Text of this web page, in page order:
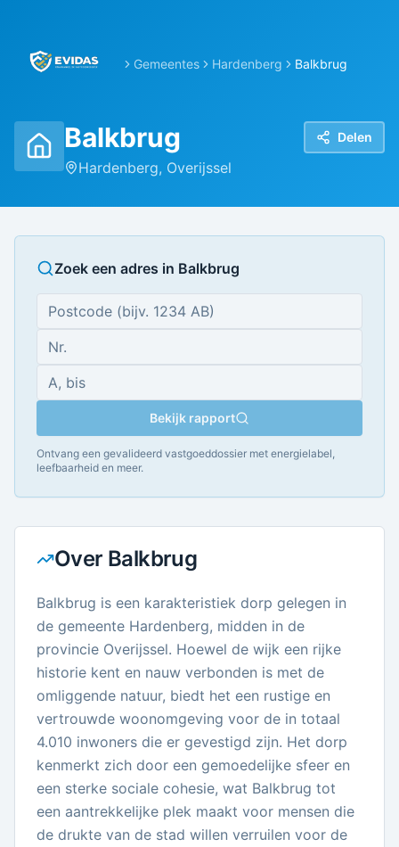
Gemeentes Hardenberg Balkbrug
Balkbrug
Hardenberg, Overijssel
Delen
Zoek een adres in Balkbrug
Bekijk rapport
Ontvang een gevalideerd vastgoeddossier met energielabel,
leefbaarheid en meer.
Over Balkbrug
Balkbrug is een karakteristiek dorp gelegen in
de gemeente Hardenberg, midden in de
provincie Overijssel. Hoewel de wijk een rijke
historie kent en nauw verbonden is met de
omliggende natuur, biedt het een rustige en
vertrouwde woonomgeving voor de in totaal
4.010 inwoners die er gevestigd zijn. Het dorp
kenmerkt zich door een gemoedelijke sfeer en
een sterke sociale cohesie, wat Balkbrug tot
een aantrekkelijke plek maakt voor mensen die
de drukte van de stad willen verruilen voor de